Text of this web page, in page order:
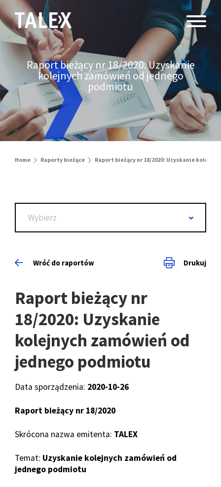
Raport bieżący nr 18/2020: Uzyskanie
kolejnych zamówień od jednego
podmiotu
Home Raporty bieżące Raport bieżący nr 18/2020: Uzyskanie
Wybierz
Wróć do raportów Drukuj
Raport bieżący nr
18/2020: Uzyskanie
kolejnych zamówień od
jednego podmiotu
Data sporządzenia: 2020-10-26
Raport bieżący nr 18/2020
Skrócona nazwa emitenta: TALEX
Temat: Uzyskanie kolejnych zamówień od
jednego podmiotu